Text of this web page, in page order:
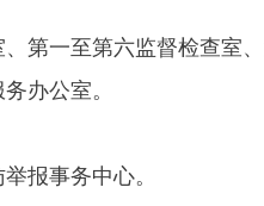
第一至第六监督检查室
办公室。
报事务中心。